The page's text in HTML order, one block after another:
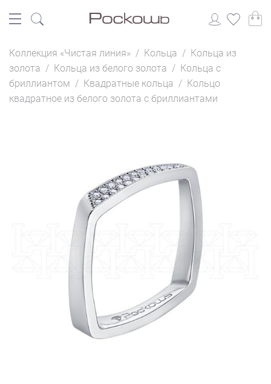
Коллекция «Чистая линия» / Кольца / Кольца из
золота / Кольца из белого золота / Кольца с
бриллиантом / Квадратные кольца / Кольцо
квадратное из белого золота с бриллиантами